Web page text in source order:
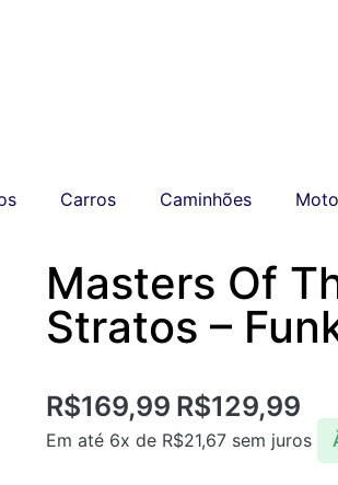
Carros Caminhões
Masters Of
Stratos –
R$169,99 R$129,99
Em até 6x de R$21,67 sem juros